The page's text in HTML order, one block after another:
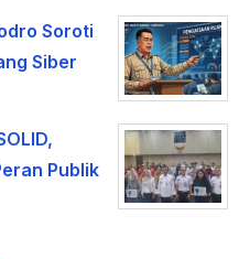
Soroti
Siber
Publik